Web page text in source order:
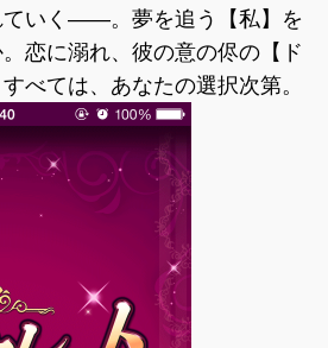
ていく――。夢を追う【私】を
恋に溺れ、彼の意の侭の【ド
べては、あなたの選択次第。